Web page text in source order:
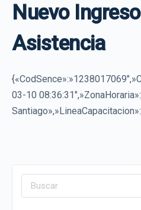
Nuevo
Asistencia
03-10
Search